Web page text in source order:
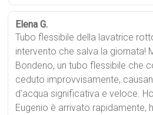
Elena G.
Tubo flessibile della lavatrice
intervento che salva la giornata!
Bondeno, un tubo flessibile che
ceduto improvvisamente,
d'acqua significativa e veloce.
Eugenio è arrivato rapidamente,